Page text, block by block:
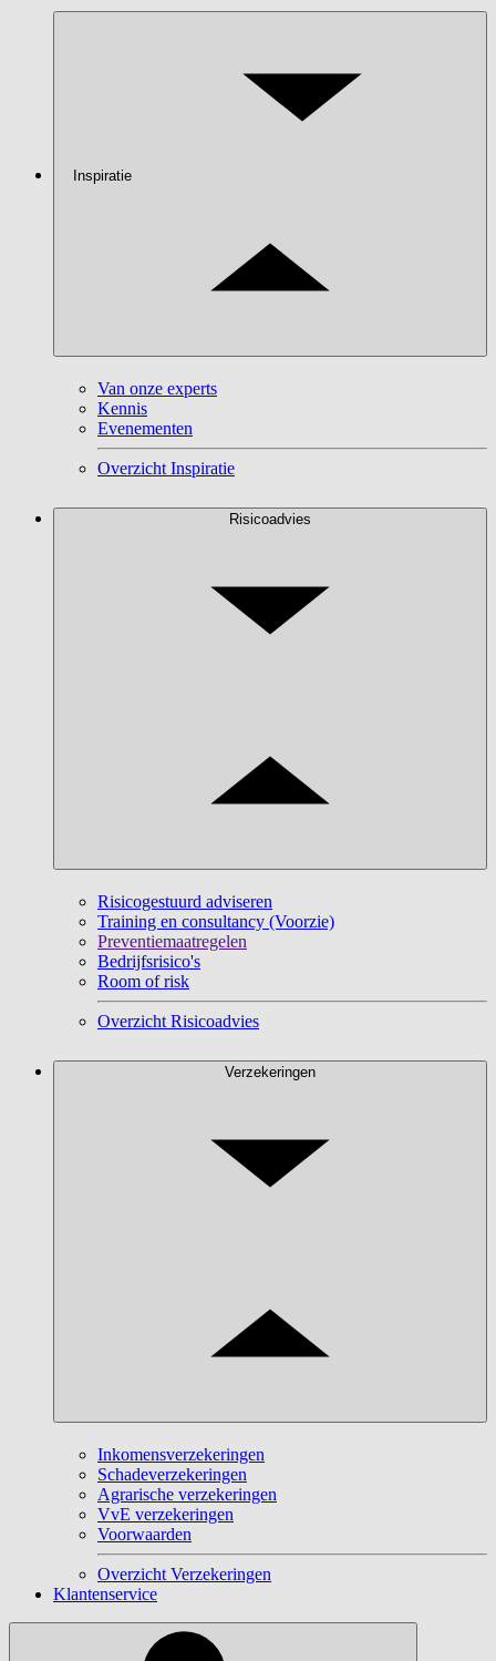
Inspiratie
Van onze experts
Kennis
Evenementen
Overzicht Inspiratie
Risicoadvies
Risicogestuurd adviseren
Training en consultancy (Voorzie)
Preventiemaatregelen
Bedrijfsrisico's
Room of risk
Overzicht Risicoadvies
Verzekeringen
Inkomensverzekeringen
Schadeverzekeringen
Agrarische verzekeringen
VvE verzekeringen
Voorwaarden
Overzicht Verzekeringen
Klantenservice